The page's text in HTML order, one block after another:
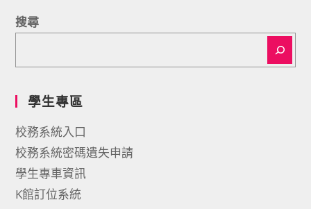
搜尋
學生專區
校務系統入口
校務系統密碼遺失申請
學生專車資訊
K館訂位系統